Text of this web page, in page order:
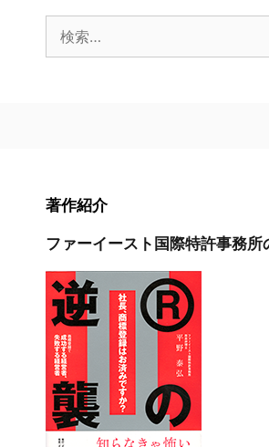
索:
著作紹介
ファーイースト国際特許事務所